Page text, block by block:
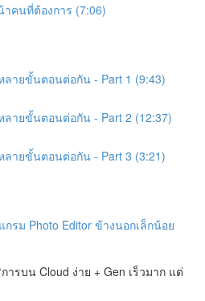
าคนที่ต้องการ (7:06)
ลายขั้นตอนต่อกัน - Part 1 (9:43)
ลายขั้นตอนต่อกัน - Part 2 (12:37)
ลายขั้นตอนต่อกัน - Part 3 (3:21)
รม Photo Editor ข้างนอกเล็กน้อย
ารบน Cloud ง่าย + Gen เร็วมาก แต่